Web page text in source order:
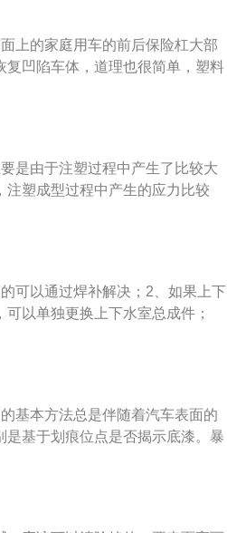
内饰强力清洁剂（去膜）、汽车
几款产品；3、进行汽车内饰塑
然后在汽车内饰在进行翻新改色
力清洁剂，清除原来皮面上的污
造皮革漆的附着力；4、将汽车
喷于塑料表面，然后风干即可。
车内饰塑料翻新漆倒入洗干净的
添加任何助剂，最后待干即可。
上的家庭用车的前后保险杠大部
凹陷车体，道理也很简单，塑料
顶出来；2、使用凹陷修复工
工具刚好能满足你的需要；3、
小凹陷，车主也可以试着把汽车
内部，在后面用力顶一顶，其实
是由于注塑过程中产生了比较大
塑成型过程中产生的应力比较
的破坏；2、塑料回火一般作用
腔前段的空气无法被胶料熔体压
。
可以通过焊补解决；2、如果上下
以单独更换上下水室总成件；
塑料焊补技术进行修补；4、在不
基本方法总是伴随着汽车表面的
基于划痕位点是否揭示底漆。暴
出现深划痕，裸露的金属将很快
。这种方法比较简单，但漆的附